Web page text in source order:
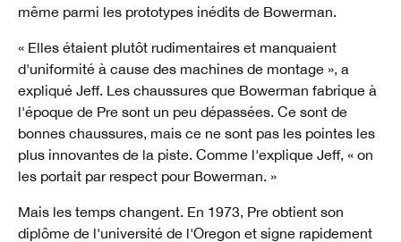
même parmi les prototypes inédits de Bowerman.
« Elles étaient plutôt rudimentaires et manquaient
d'uniformité à cause des machines de montage », a
expliqué Jeff. Les chaussures que Bowerman fabrique à
l'époque de Pre sont un peu dépassées. Ce sont de
bonnes chaussures, mais ce ne sont pas les pointes les
plus innovantes de la piste. Comme l'explique Jeff, « on
les portait par respect pour Bowerman. »
Mais les temps changent. En 1973, Pre obtient son
diplôme de l'université de l'Oregon et signe rapidement